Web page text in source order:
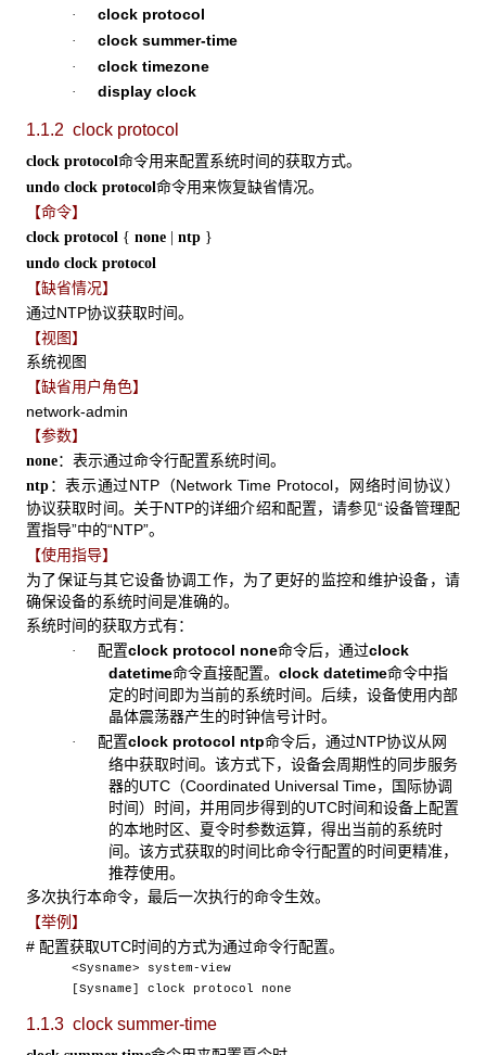
· clock protocol
· clock summer-time
· clock timezone
· display clock
1.1.2 clock protocol
clock protocol 命令用来配置系统时间的获取方式。
undo clock protocol命令用来恢复缺省情况。
【命令】
clock protocol { none ntp }
undo clock protocol
【缺省情况】
通过NTP协议获取时间。
【视图】
系统视图
【缺省用户角色】
network-admin
【参数】
none：表示通过命令行配置系统时间。
ntp ：表示通过NTP（Network Time Protocol，网络时间协议）
协议获取时间。关于NTP的详细介绍和配置，请参见“设备管理配
置指导”中的“NTP”。
【使用指导】
为了保证与其它设备协调工作，为了更好的监控和维护设备，请
确保设备的系统时间是准确的。
系统时间的获取方式有：
· 配置clock protocol none命令后，通过clock
datetime命令直接配置。 clock datetime命令中指
定的时间即为当前的系统时间。后续，设备使用内部
晶体震荡器产生的时钟信号计时。
· 配置clock protocol ntp命令后，通过NTP协议从网
络中获取时间。该方式下，设备会周期性的同步服务
器的UTC（Coordinated Universal Time，国际协调
时间）时间，并用同步得到的UTC时间和设备上配置
的本地时区、夏令时参数运算，得出当前的系统时
间。该方式获取的时间比命令行配置的时间更精准，
推荐使用。
多次执行本命令，最后一次执行的命令生效。
【举例】
# 配置获取UTC时间的方式为通过命令行配置。
<Sysname> system-view
[Sysname] clock protocol none
1.1.3 clock summer-time